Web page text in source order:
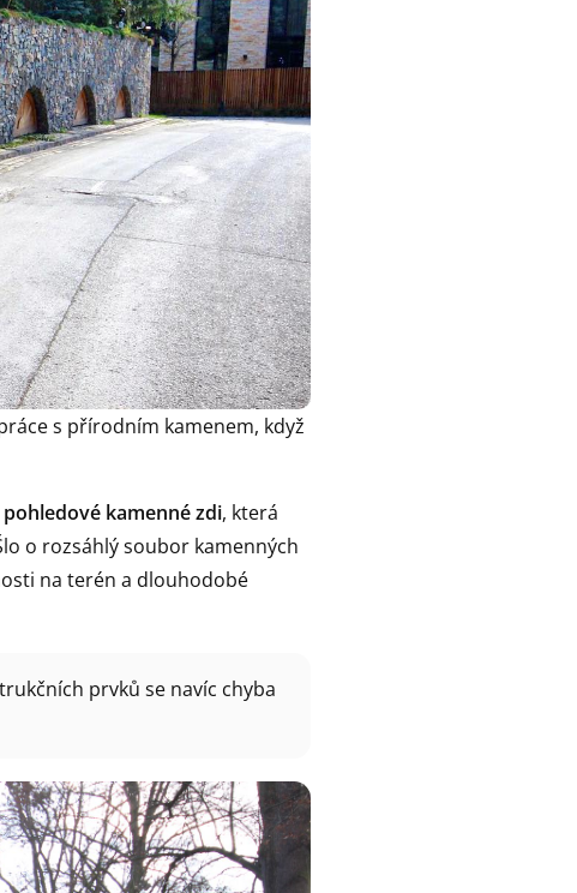
s přírodním kamenem, když
kamenné zdi, která
o rozsáhlý soubor kamenných
na terén a dlouhodobé
prvků se navíc chyba